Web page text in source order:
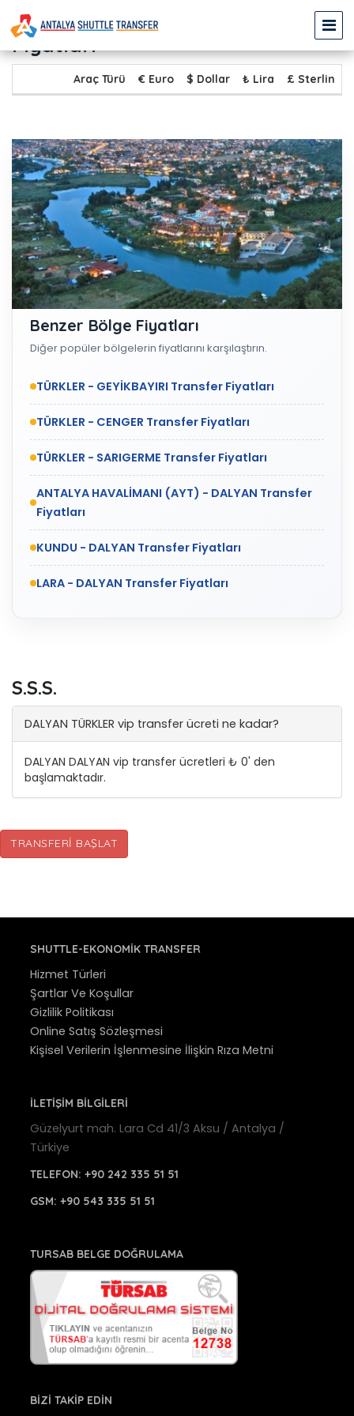
TÜRKLER - DALYAN Transfer
Fiyatları
Araç Türü € Euro $ Dollar ₺ Lira £ Sterlin
Benzer Bölge Fiyatları
Diğer popüler bölgelerin fiyatlarını karşılaştırın.
TÜRKLER - GEYİKBAYIRI Transfer Fiyatları
TÜRKLER - CENGER Transfer Fiyatları
TÜRKLER - SARIGERME Transfer Fiyatları
ANTALYA HAVALİMANI (AYT) - DALYAN Transfer
Fiyatları
KUNDU - DALYAN Transfer Fiyatları
LARA - DALYAN Transfer Fiyatları
S.S.S.
DALYAN TÜRKLER vip transfer ücreti ne kadar?
DALYAN DALYAN vip transfer ücretleri ₺ 0' den
başlamaktadır.
TRANSFERI BAŞLAT
SHUTTLE-EKONOMIK TRANSFER
Hizmet Türleri
Şartlar Ve Koşullar
Gizlilik Politikası
Online Satış Sözleşmesi
Kişisel Verilerin İşlenmesine İlişkin Rıza Metni
İLETİŞİM BİLGİLERİ
Güzelyurt mah. Lara Cd 41/3 Aksu / Antalya /
Türkiye
TELEFON: +90 242 335 51 51
GSM: +90 543 335 51 51
TURSAB BELGE DOĞRULAMA
BİZİ TAKİP EDİN